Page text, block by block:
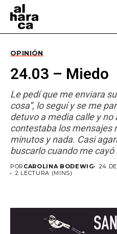
OPINIÓN
24.03 – Miedo
Le pedí que me enviara
cosa”, lo seguí y se me
detuvo a media calle y no
contestaba los mensajes
minutos y nada. Casi
buscarlo cuando me cayó
POR CAROLINA BODEWIG
24
2 LECTURA (MINS)